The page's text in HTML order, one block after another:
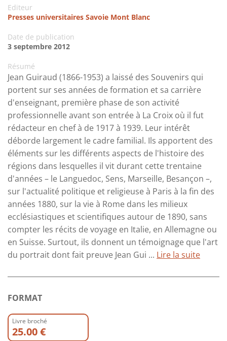
Editeur
Presses universitaires Savoie Mont Blanc
Date de publication
3 septembre 2012
Résumé
Jean Guiraud (1866-1953) a laissé des Souvenirs qui
portent sur ses années de formation et sa carrière
d'enseignant, première phase de son activité
professionnelle avant son entrée à La Croix où il fut
rédacteur en chef à de 1917 à 1939. Leur intérêt
déborde largement le cadre familial. Ils apportent des
éléments sur les différents aspects de l'histoire des
régions dans lesquelles il vit durant cette trentaine
d'années – le Languedoc, Sens, Marseille, Besançon –,
sur l'actualité politique et religieuse à Paris à la fin des
années 1880, sur la vie à Rome dans les milieux
ecclésiastiques et scientifiques autour de 1890, sans
compter les récits de voyage en Italie, en Allemagne ou
en Suisse. Surtout, ils donnent un témoignage que l'art
du portrait dont fait preuve Jean Gui ... Lire la suite
FORMAT
Livre broché
25.00 €